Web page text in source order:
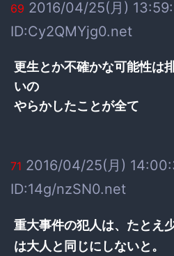
69 2016/04/25(月)
ID:Cy2QMYjg0.net
更生とか不確かな可能性は
いの
やらかしたことが全て
71 2016/04/25(月)
ID:14g/nzSN0.net
重大事件の犯人は、たとえ
は大人と同じにしないと。